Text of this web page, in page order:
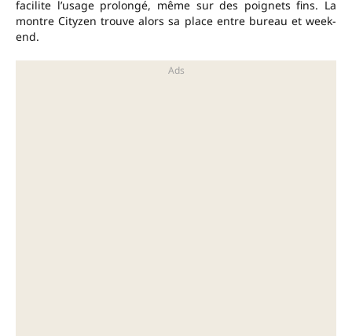
facilite l’usage prolongé, même sur des poignets fins. La
montre Cityzen trouve alors sa place entre bureau et week-
end.